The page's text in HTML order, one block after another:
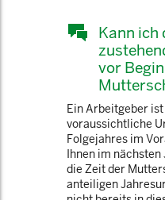
Kann ich
vor
Ein Arbeitgeber
voraussichtliche
Folgejahres im
Ihnen im
die Zeit der
anteiligen